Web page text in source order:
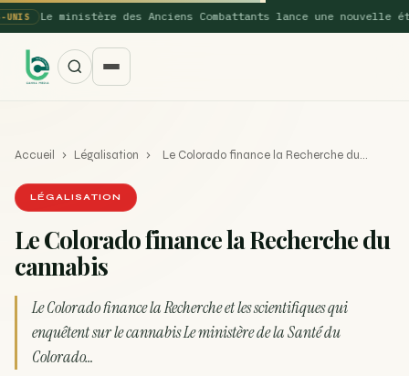
Le ministère des Anciens Combattants lance une nouvelle
SUGGESTIONS POPULAIRES
Une nouvelle étude montre que la vaporisation du
La recette du Space Cake
Accueil › Légalisation › Le Colorado finance la Recherche du…
LÉGALISATION
Le Colorado finance la Recherche du
cannabis
Le Colorado finance la Recherche et les scientifiques qui
enquêtent sur le cannabis Le ministère de la Santé du
Colorado…